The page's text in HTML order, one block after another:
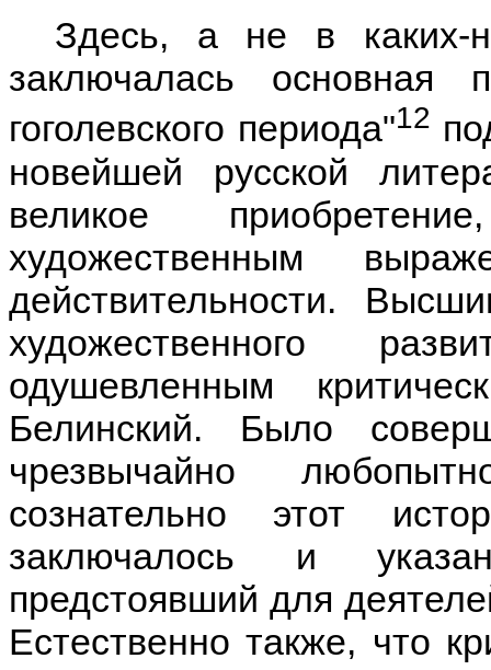
Здесь, а не в каких-
заключалась основная
гоголевского периода"12
новейшей русской
великое
художественным
действительности.
художественного
одушевленным
Белинский. Было
чрезвычайно
сознательно этот
заключалось и
предстоявший для
Естественно также, что